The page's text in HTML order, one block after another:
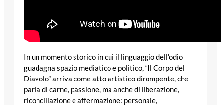
In un momento storico in cui il linguaggio dell’odio
guadagna spazio mediatico e politico, “Il Corpo del
Diavolo” arriva come atto artistico dirompente, che
parla di carne, passione, ma anche di liberazione,
riconciliazione e affermazione: personale,